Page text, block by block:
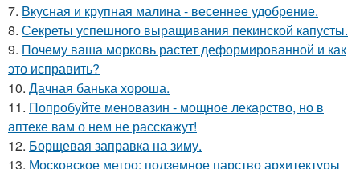
7. Вкусная и крупная малина - весеннее удобрение.
8. Секреты успешного выращивания пекинской капусты.
9. Почему ваша морковь растет деформированной и как
это исправить?
10. Дачная банька хороша.
11. Попробуйте меновазин - мощное лекарство, но в
аптеке вам о нем не расскажут!
12. Борщевая заправка на зиму.
13. Московское метро: подземное царство архитектуры